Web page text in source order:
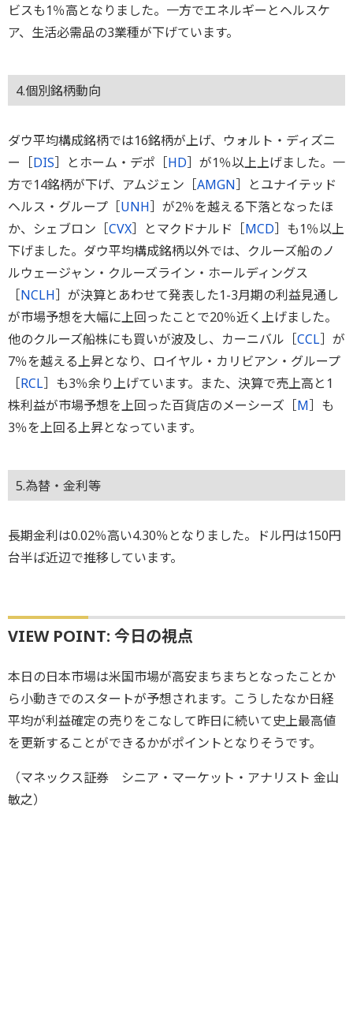
ビスも1％高となりました。一方でエネルギーとヘルスケ
ア、生活必需品の3業種が下げています。
4.個別銘柄動向
ダウ平均構成銘柄では16銘柄が上げ、ウォルト・ディズニ
ー［DIS］とホーム・デポ［HD］が1％以上上げました。一
方で14銘柄が下げ、アムジェン［AMGN］とユナイテッド
ヘルス・グループ［UNH］が2％を越える下落となったほ
か、シェブロン［CVX］とマクドナルド［MCD］も1％以上
下げました。ダウ平均構成銘柄以外では、クルーズ船のノ
ルウェージャン・クルーズライン・ホールディングス
［NCLH］が決算とあわせて発表した1-3月期の利益見通し
が市場予想を大幅に上回ったことで20％近く上げました。
他のクルーズ船株にも買いが波及し、カーニバル［CCL］が
7％を越える上昇となり、ロイヤル・カリビアン・グループ
［RCL］も3％余り上げています。また、決算で売上高と1
株利益が市場予想を上回った百貨店のメーシーズ［M］も
3％を上回る上昇となっています。
5.為替・金利等
長期金利は0.02％高い4.30％となりました。ドル円は150円
台半ば近辺で推移しています。
VIEW POINT: 今日の視点
本日の日本市場は米国市場が高安まちまちとなったことか
ら小動きでのスタートが予想されます。こうしたなか日経
平均が利益確定の売りをこなして昨日に続いて史上最高値
を更新することができるかがポイントとなりそうです。
（マネックス証券 シニア・マーケット・アナリスト 金山
敏之）